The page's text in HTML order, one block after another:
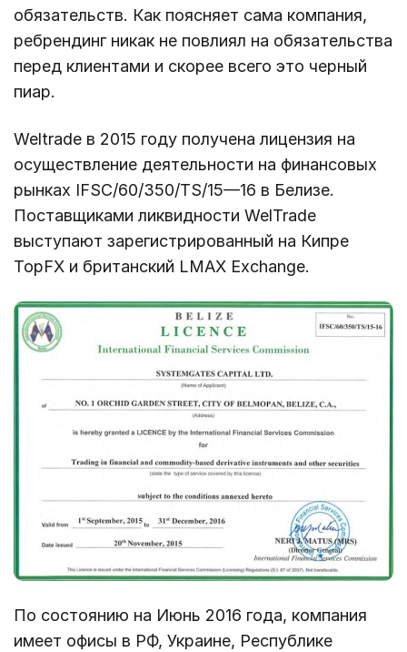
обязательств. Как поясняет сама компания,
ребрендинг никак не повлиял на обязательства
перед клиентами и скорее всего это черный
пиар.
Weltrade в 2015 году получена лицензия на
осуществление деятельности на финансовых
рынках IFSC/60/350/TS/15—16 в Белизе.
Поставщиками ликвидности WelTrade
выступают зарегистрированный на Кипре
TopFX и британский LMAX Exchange.
По состоянию на Июнь 2016 года, компания
имеет офисы в РФ, Украине, Республике